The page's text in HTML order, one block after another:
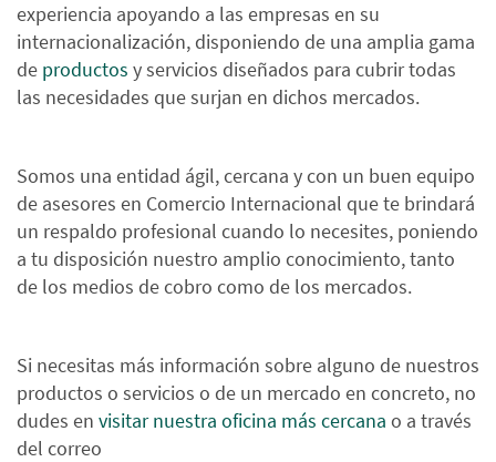
experiencia apoyando a las empresas en su
internacionalización, disponiendo de una amplia gama
de productos y servicios diseñados para cubrir todas
las necesidades que surjan en dichos mercados.
Somos una entidad ágil, cercana y con un buen equipo
de asesores en Comercio Internacional que te brindará
un respaldo profesional cuando lo necesites, poniendo
a tu disposición nuestro amplio conocimiento, tanto
de los medios de cobro como de los mercados.
Si necesitas más información sobre alguno de nuestros
productos o servicios o de un mercado en concreto, no
dudes en visitar nuestra oficina más cercana o a través
del correo